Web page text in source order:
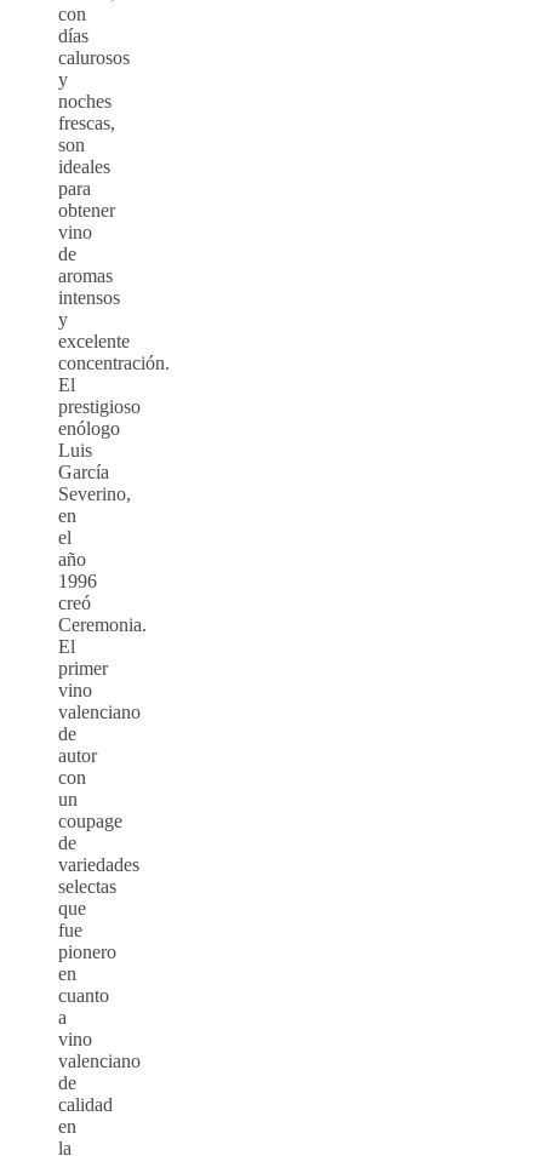
con
días
calurosos
y
noches
frescas,
son
ideales
para
obtener
vino
de
aromas
intensos
y
excelente
concentración.
El
prestigioso
enólogo
Luis
García
Severino,
en
el
año
1996
creó
Ceremonia.
El
primer
vino
valenciano
de
autor
con
un
coupage
de
variedades
selectas
que
fue
pionero
en
cuanto
a
vino
valenciano
de
calidad
en
la